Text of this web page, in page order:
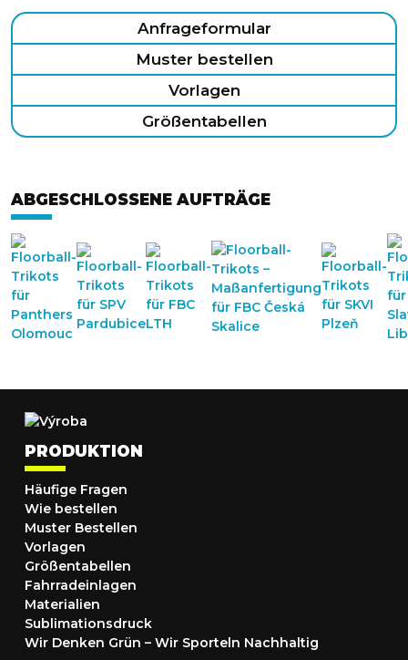
Anfrageformular
Muster bestellen
Vorlagen
Größentabellen
ABGESCHLOSSENE AUFTRÄGE
PRODUKTION
Häufige Fragen
Wie bestellen
Muster Bestellen
Vorlagen
Größentabellen
Fahrradeinlagen
Materialien
Sublimationsdruck
Wir Denken Grün – Wir Sporteln Nachhaltig